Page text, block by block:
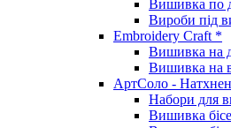
Вишивка по
Вироби під
Embroidery Craft *
Вишивка на
Вишивка на
АртСоло -
Набори для
Вишивка